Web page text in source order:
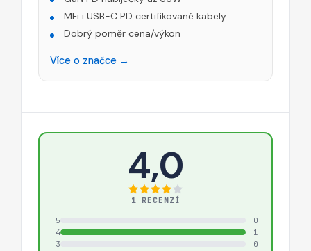
MFi i USB-C PD certifikované kabely
Dobrý poměr cena/výkon
Více o značce →
4,0
1 RECENZÍ
5
0
4
1
3
0